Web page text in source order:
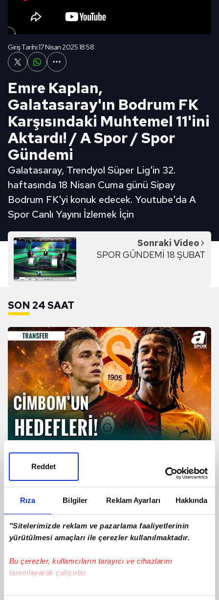
Rıza Bilgiler Reklam Ayarları Hakkında
"Sitelerimizde reklam ve pazarlama faaliyetlerinin
yürütülmesi amaçları ile çerezler kullanılmaktadır.
Bu çerezler, kullanıcıların tarayıcı ve cihazlarını
tanımlayarak çalışırlar.
Bu çerezlere izin vermeniz halinde sizlere özel
Reddet
Giriş Tarihi:17 Nisan 2025 18:58
Emre Kaplan,
Galatasaray'ın Bodrum FK
Karşısındaki Muhtemel 11'ini
Aktardı! / A Spor / Spor
Gündemi
Galatasaray, Trendyol Süper Lig'in 32.
haftasında 18 Nisan Cuma günü Sipay
Bodrum FK'yi konuk edecek. Youtube'da A
Spor Canlı Yayını İzlemek İçin
Sonraki Video
SPOR GÜNDEMİ 18 ŞUBAT
SON 24 SAAT
Hamlesi!